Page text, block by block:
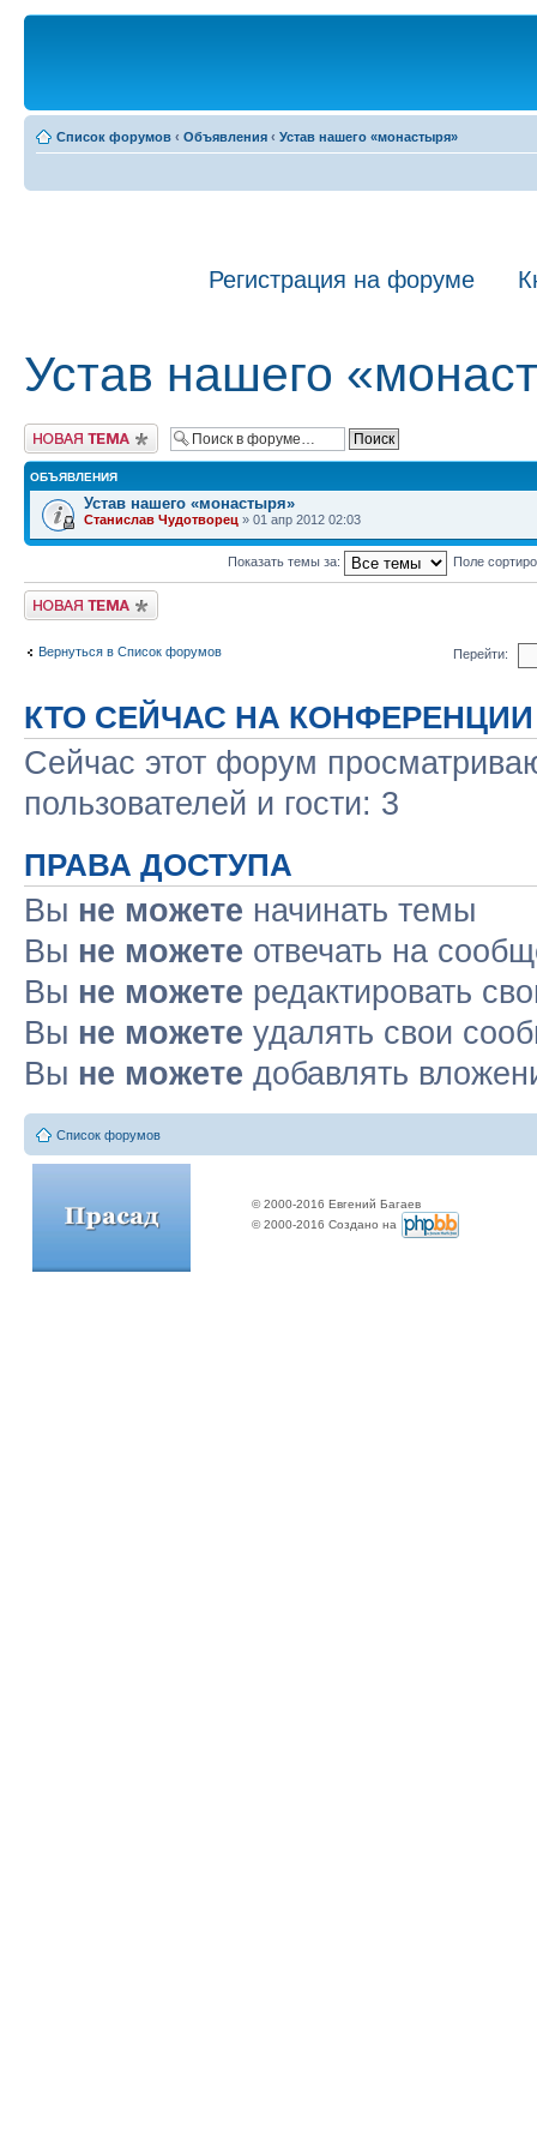
Список форумов ‹ Объявления ‹ Устав нашего «монастыря»
Регистрация на форуме
Устав нашего
Новая тема
ОБЪЯВЛЕНИЯ
Устав нашего «монастыря»
Станислав Чудотворец » 01 апр 2012 02:03
Показать темы за: Поле
Новая тема
Вернуться в Список форумов Перейти:
КТО СЕЙЧАС НА КОНФЕРЕНЦИИ
Сейчас этот форум
пользователей и гости: 3
ПРАВА ДОСТУПА
Вы не можете начинать темы
Вы не можете отвечать на
Вы не можете редактировать
Вы не можете удалять свои
Вы не можете добавлять
Список форумов
© 2000-2016 Евгений Багаев
© 2000-2016 Создано на